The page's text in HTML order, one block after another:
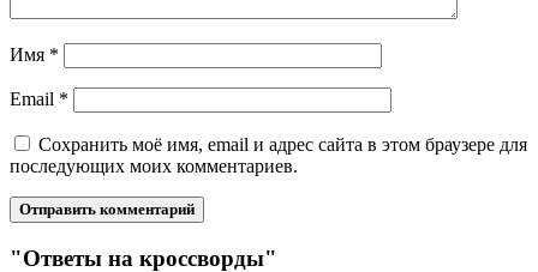
Имя *
Email *
Сохранить моё имя, email и адрес сайта в этом браузере для
последующих моих комментариев.
"Ответы на кроссворды"